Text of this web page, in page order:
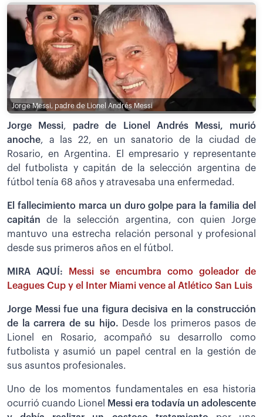
Jorge Messi, padre de Lionel Andrés Messi
Jorge Messi, padre de Lionel Andrés Messi, murió
anoche, a las 22, en un sanatorio de la ciudad de
Rosario, en Argentina. El empresario y representante
del futbolista y capitán de la selección argentina de
fútbol tenía 68 años y atravesaba una enfermedad.
El fallecimiento marca un duro golpe para la familia del
capitán de la selección argentina, con quien Jorge
mantuvo una estrecha relación personal y profesional
desde sus primeros años en el fútbol.
MIRA AQUÍ:
Messi se encumbra como goleador de
Leagues Cup y el Inter Miami vence al Atlético San Luis
Jorge Messi fue una figura decisiva en la construcción
de la carrera de su hijo. Desde los primeros pasos de
Lionel en Rosario, acompañó su desarrollo como
futbolista y asumió un papel central en la gestión de
sus asuntos profesionales.
Uno de los momentos fundamentales en esa historia
ocurrió cuando Lionel
Messi era todavía un adolescente